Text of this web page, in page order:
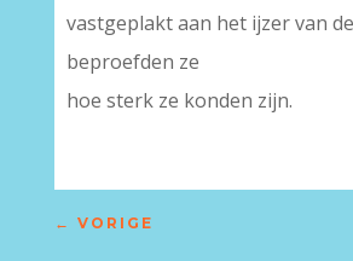
vastgeplakt aan het ijzer van
beproefden ze
hoe sterk ze konden zijn.
← VORIGE